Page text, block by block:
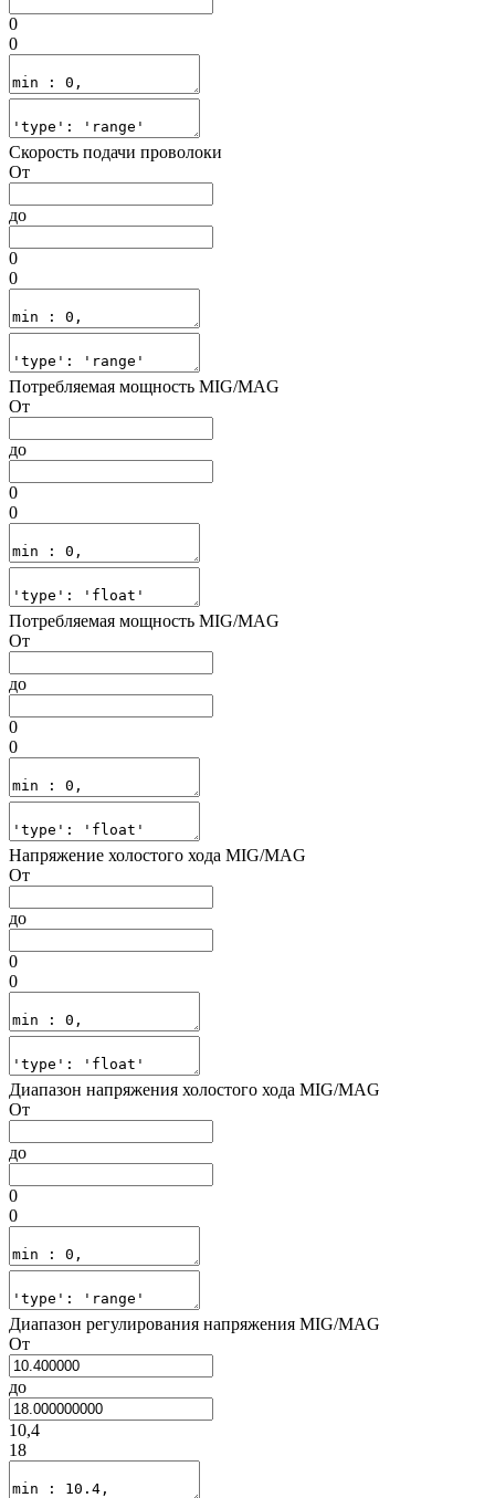
0
0
Скорость подачи проволоки
От
до
0
0
Потребляемая мощность MIG/MAG
От
до
0
0
Потребляемая мощность MIG/MAG
От
до
0
0
Напряжение холостого хода MIG/MAG
От
до
0
0
Диапазон напряжения холостого хода MIG/MAG
От
до
0
0
Диапазон регулирования напряжения MIG/MAG
От
до
10,4
18